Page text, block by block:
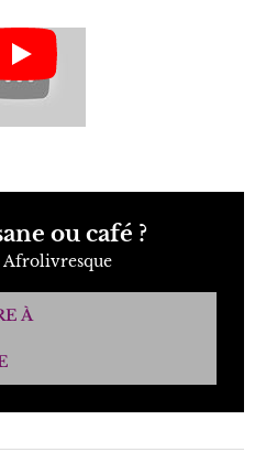
ou café ?
Afrolivresque
À